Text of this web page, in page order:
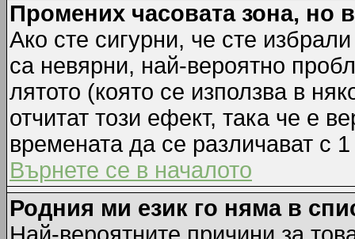
Промених часовата зона, но
Ако сте сигурни, че сте
са невярни, най-вероятно
лятото (която се използва в
отчитат този ефект, така че е
времената да се различават с
Върнете се в началото
Родния ми език го няма в